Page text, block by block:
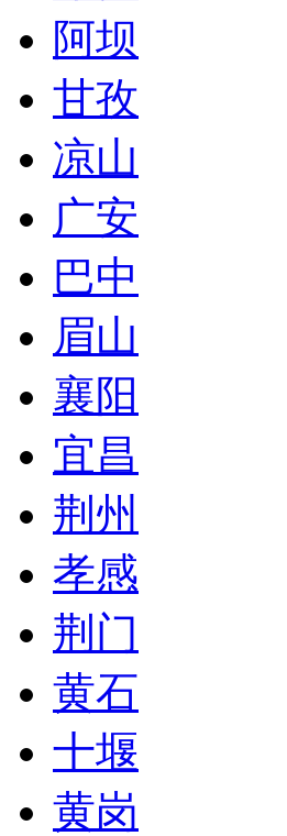
阿坝
甘孜
凉山
广安
巴中
眉山
襄阳
宜昌
荆州
孝感
荆门
黄石
十堰
黄岗